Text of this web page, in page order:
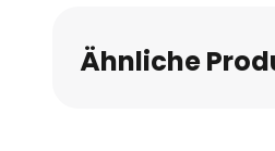
Ähnliche